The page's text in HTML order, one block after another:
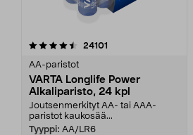
24101
AA-paristot
VARTA Longlife Power
Alkaliparisto, 24 kpl
Joutsenmerkityt AA- tai AAA-
paristot kaukosää...
Tyyppi: AA/LR6
4.5viidestä